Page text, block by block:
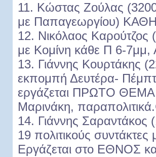
11. Κώστας Ζούλας
με Παπαγεωργίου)
12. Νικόλαος
με Κομίνη κάθε Π 6-7μμ,
13. Γιάννης Κουρτάκης
εκπομπή Δευτέρα-
εργάζεται ΠΡΩΤΟ
Μαρινάκη,
14. Γιάννης
19 πολιτικούς
Εργάζεται στο ΕΘΝΟΣ